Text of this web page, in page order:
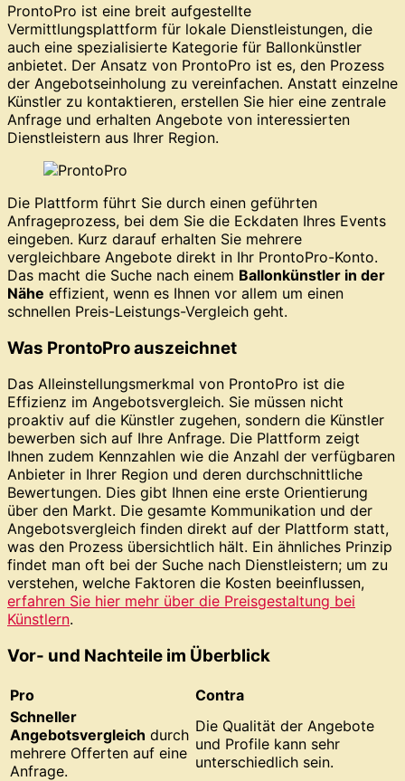
ProntoPro ist eine breit aufgestellte
Vermittlungsplattform für lokale Dienstleistungen, die
auch eine spezialisierte Kategorie für Ballonkünstler
anbietet. Der Ansatz von ProntoPro ist es, den Prozess
der Angebotseinholung zu vereinfachen. Anstatt einzelne
Künstler zu kontaktieren, erstellen Sie hier eine zentrale
Anfrage und erhalten Angebote von interessierten
Dienstleistern aus Ihrer Region.
Die Plattform führt Sie durch einen geführten
Anfrageprozess, bei dem Sie die Eckdaten Ihres Events
eingeben. Kurz darauf erhalten Sie mehrere
vergleichbare Angebote direkt in Ihr ProntoPro-Konto.
Das macht die Suche nach einem Ballonkünstler in der
Nähe effizient, wenn es Ihnen vor allem um einen
schnellen Preis-Leistungs-Vergleich geht.
Was ProntoPro auszeichnet
Das Alleinstellungsmerkmal von ProntoPro ist die
Effizienz im Angebotsvergleich. Sie müssen nicht
proaktiv auf die Künstler zugehen, sondern die Künstler
bewerben sich auf Ihre Anfrage. Die Plattform zeigt
Ihnen zudem Kennzahlen wie die Anzahl der verfügbaren
Anbieter in Ihrer Region und deren durchschnittliche
Bewertungen. Dies gibt Ihnen eine erste Orientierung
über den Markt. Die gesamte Kommunikation und der
Angebotsvergleich finden direkt auf der Plattform statt,
was den Prozess übersichtlich hält. Ein ähnliches Prinzip
findet man oft bei der Suche nach Dienstleistern; um zu
verstehen, welche Faktoren die Kosten beeinflussen,
erfahren Sie hier mehr über die Preisgestaltung bei
Künstlern.
Vor- und Nachteile im Überblick
Pro
Contra
Schneller
Angebotsvergleich durch
mehrere Offerten auf eine
Anfrage.
Die Qualität der Angebote
und Profile kann sehr
unterschiedlich sein.